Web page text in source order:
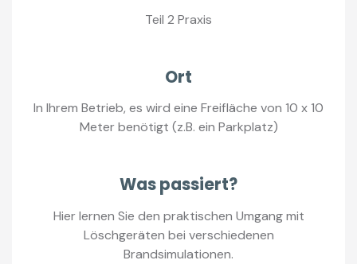
Teil 2 Praxis
Ort
In Ihrem Betrieb, es wird eine Freifläche von 10 x 10
Meter benötigt (z.B. ein Parkplatz)
Was passiert?
Hier lernen Sie den praktischen Umgang mit
Löschgeräten bei verschiedenen
Brandsimulationen.